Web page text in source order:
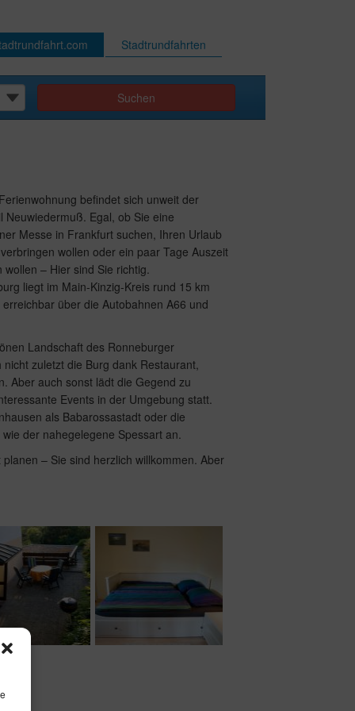
Stadtrundfahrten
Suchen
befindet sich unweit der
Neuwiedermuß. Egal, ob Sie eine
Messe in Frankfurt suchen, Ihren Urlaub
wollen oder ein paar Tage Auszeit
– Hier sind Sie richtig.
liegt im Main-Kinzig-Kreis rund 15 km
über die Autobahnen A66 und
Landschaft des Ronneburger
zuletzt die Burg dank Restaurant,
Aber auch sonst lädt die Gegend zu
Events in der Umgebung statt.
als Babarossastadt oder die
der nahegelegene Spessart an.
– Sie sind herzlich willkommen. Aber